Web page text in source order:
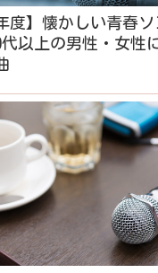
度】懐かしい青春
以上の男性・女性